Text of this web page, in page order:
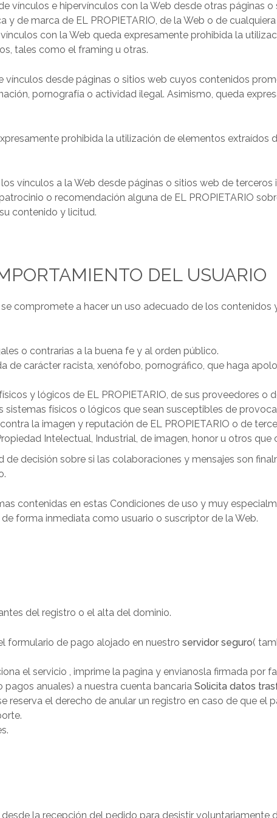
vínculos e hipervínculos con la Web desde otras páginas
y de marca de EL PROPIETARIO, de la Web o de
con la Web queda expresamente prohibida la
tales como el framing u otras.
desde páginas o sitios web cuyos contenidos
pornografía o actividad ilegal. Asimismo, queda
prohibida la utilización de elementos extraídos
vínculos a la Web desde páginas o sitios web de
o recomendación alguna de EL PROPIETARIO
contenido y licitud.
DEL USUARIO
compromete a hacer un uso adecuado de los
o contrarias a la buena fe y al orden público.
de carácter racista, xenófobo, pornográfico, que haga
y lógicos de EL PROPIETARIO, de sus proveedores o
físicos o lógicos que sean susceptibles de
la imagen y reputación de EL PROPIETARIO o de
Intelectual, Industrial, de imagen, honor u otros que
de decisión sobre si las colaboraciones y mensajes son
contenidas en estas Condiciones de uso y muy
de forma inmediata como usuario o suscriptor de la Web.
del registro o el alta del dominio.
formulario de pago alojado en nuestro servidor seguro(
el servicio , imprime la pagina y envianosla firmada por
pagos anuales) a nuestra cuenta bancaria Solicita datos
reserva el derecho de anular un registro en caso de que
la recepción del pedido para desistir voluntariamente